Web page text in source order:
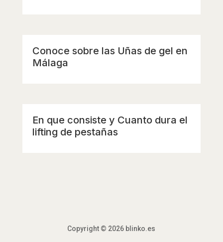
Conoce sobre las Uñas de gel en
Málaga
En que consiste y Cuanto dura el
lifting de pestañas
Copyright © 2026 blinko.es